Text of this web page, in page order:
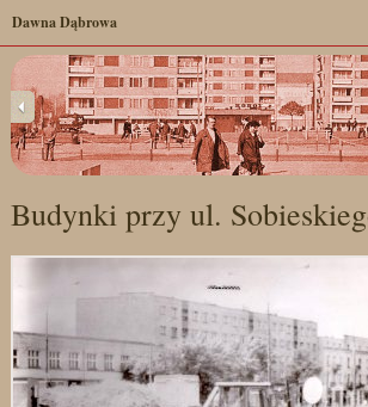
Budynki przy ul.
Dawna Dąbrowa